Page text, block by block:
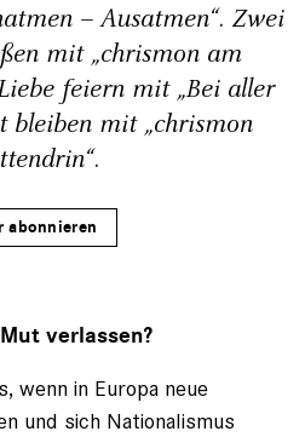
– Ausatmen“. Zwei
mit „chrismon am
feiern mit „Bei aller
bleiben mit „chrismon
abonnieren
verlassen?
wenn in Europa neue
und sich Nationalismus